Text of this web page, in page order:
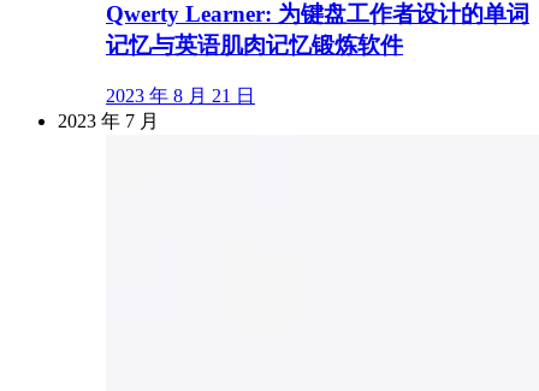
Qwerty Learner: 为键盘工作者设计的单词
记忆与英语肌肉记忆锻炼软件
2023 年 8 月 21 日
2023 年 7 月